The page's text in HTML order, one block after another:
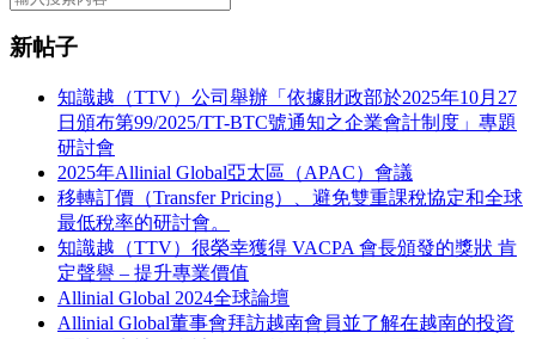
新帖子
知識越（TTV）公司舉辦「依據財政部於2025年10月27
日頒布第99/2025/TT-BTC號通知之企業會計制度」專題
研討會
2025年Allinial Global亞太區（APAC）會議
移轉訂價（Transfer Pricing）、避免雙重課稅協定和全球
最低稅率的研討會。
知識越（TTV）很榮幸獲得 VACPA 會長頒發的獎狀 肯
定聲譽 – 提升專業價值
Allinial Global 2024全球論壇
Allinial Global董事會拜訪越南會員並了解在越南的投資